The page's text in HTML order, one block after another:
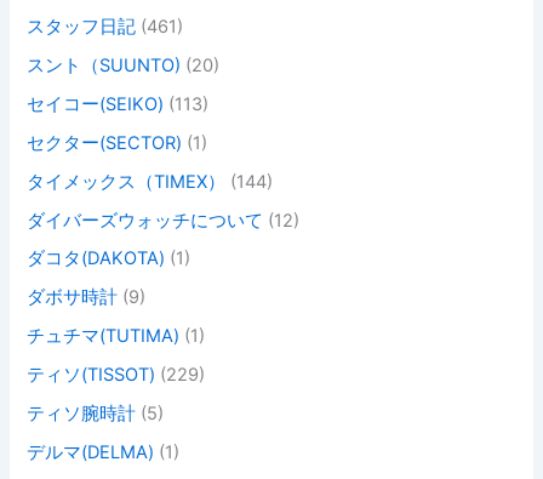
スタッフ日記 (461)
スント（SUUNTO) (20)
セイコー(SEIKO) (113)
セクター(SECTOR) (1)
タイメックス（TIMEX）
(144)
ダイバーズウォッチについて (12)
ダコタ(DAKOTA) (1)
ダボサ時計 (9)
チュチマ(TUTIMA) (1)
ティソ(TISSOT) (229)
ティソ腕時計 (5)
デルマ(DELMA) (1)